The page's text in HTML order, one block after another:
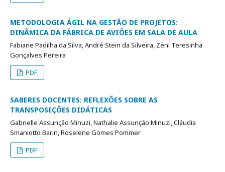
METODOLOGIA ÁGIL NA GESTÃO DE PROJETOS:
DINÂMICA DA FÁBRICA DE AVIÕES EM SALA DE AULA
Fabiane Padilha da Silva, André Stein da Silveira, Zeni Teresinha
Gonçalves Pereira
PDF
SABERES DOCENTES: REFLEXÕES SOBRE AS
TRANSPOSIÇÕES DIDÁTICAS
Gabrielle Assunção Minuzi, Nathalie Assunção Minuzi, Cláudia
Smaniotto Barin, Roselene Gomes Pommer
PDF